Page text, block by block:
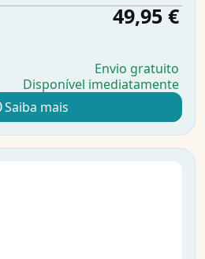
49,95 €
Envio gratuito
Disponível imediatamente
Saiba mais